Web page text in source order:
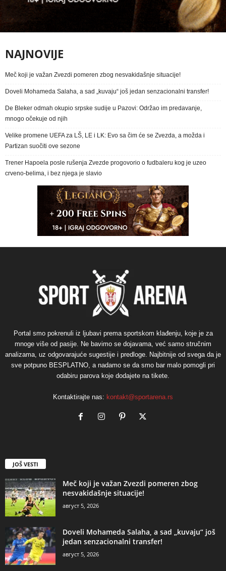
NAJNOVIJE
Meč koji je važan Zvezdi pomeren zbog nesvakidašnje situacije!
Doveli Mohameda Salaha, a sad „kuvaju“ još jedan senzacionalni transfer!
De Bleker odmah okupio srpske sudije u Pazovi: Održao im predavanje,
mnogo očekuje od njih
Velike promene UEFA za LŠ, LE i LK: Evo sa čim će se Zvezda, a možda i
Partizan suočiti ove sezone
Trener Hapoela posle rušenja Zvezde progovorio o fudbaleru kog je uzeo
crveno-belima, i bez njega je slavio
Portal smo pokrenuli iz ljubavi prema sportskom klađenju, koje je za
mnoge više od pasije. Ne bavimo se dojavama, već samo stručnim
analizama, uz odgovarajuće sugestije i predloge. Najbitnije od svega da je
sve potpuno BESPLATNO, a nadamo se da smo bar malo pomogli pri
odabiru parova koje dodajete na tikete.
Kontaktirajte nas: kontakt@sportarena.rs
JOŠ VESTI
Meč koji je važan Zvezdi pomeren zbog
nesvakidašnje situacije!
август 5, 2026
Doveli Mohameda Salaha, a sad „kuvaju“ još
jedan senzacionalni transfer!
август 5, 2026